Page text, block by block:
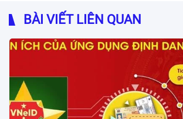
BÀI VIẾT LIÊN QUAN